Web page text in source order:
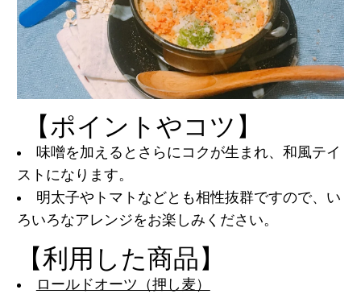
【ポイントやコツ】
味噌を加えるとさらにコクが生まれ、和風テイ
ストになります。
明太子やトマトなどとも相性抜群ですので、い
ろいろなアレンジをお楽しみください。
【利用した商品】
ロールドオーツ（押し麦）